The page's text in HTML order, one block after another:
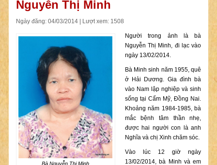
Nguyễn Thị Minh
Ngày đăng: 04/03/2014 | Lượt xem: 1508
Bà Nguyễn Thị Minh
Người trong ảnh là bà
Nguyễn Thị Minh, đi lạc vào
ngày 13/02/2014.
Bà Minh sinh năm 1955, quê
ở Hải Dương. Gia đình bà
vào Nam lập nghiệp và sinh
sống tại Cẩm Mỹ, Đồng Nai.
Khoảng năm 1984-1985, bà
mắc bệnh tâm thần nhẹ,
được hai người con là anh
Nghĩa và chị Xinh chăm sóc.
Vào lúc 12 giờ ngày
13/02/2014, bà Minh và em